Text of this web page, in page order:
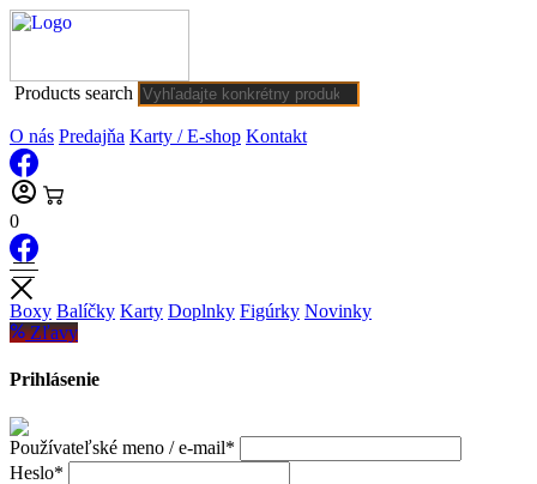
Products search
O nás Predajňa Karty / E-shop Kontakt
0
Boxy Balíčky Karty Doplnky Figúrky Novinky
Zľavy
Prihlásenie
Používateľské meno / e-mail*
Heslo*